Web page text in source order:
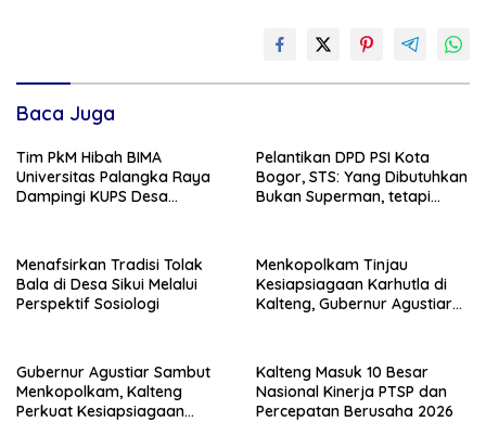
Baca Juga
Tim PkM Hibah BIMA
Universitas Palangka Raya
Dampingi KUPS Desa
Pelantikan DPD PSI Kota
Bogor, STS: Yang Dibutuhkan
Bukan Superman, tetapi
Menafsirkan Tradisi Tolak
Bala di Desa Sikui Melalui
Perspektif Sosiologi
Menkopolkam Tinjau
Kesiapsiagaan Karhutla di
Kalteng, Gubernur Agustiar
Gubernur Agustiar Sambut
Menkopolkam, Kalteng
Perkuat Kesiapsiagaan
Kalteng Masuk 10 Besar
Nasional Kinerja PTSP dan
Percepatan Berusaha 2026